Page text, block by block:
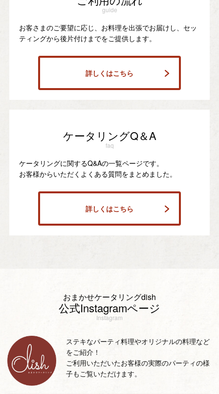
guide
お客さまのご要望に応じ、お料理を出張でお届けし、セッ
ティングから後片付けまでをご提供します。
詳しくはこちら
ケータリングQ＆A
faq
ケータリングに関するQ&Aの一覧ページです。
お客様からいただくよくある質問をまとめました。
詳しくはこちら
おまかせケータリングdish
公式Instagramページ
Instagram
ステキなパーティ料理やオリジナルの料理など
をご紹介！
ご利用いただいたお客様の実際のパーティの様
子もご覧いただけます。